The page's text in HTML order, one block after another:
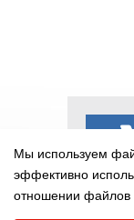
Мы используем
эффективно
отношении файлов